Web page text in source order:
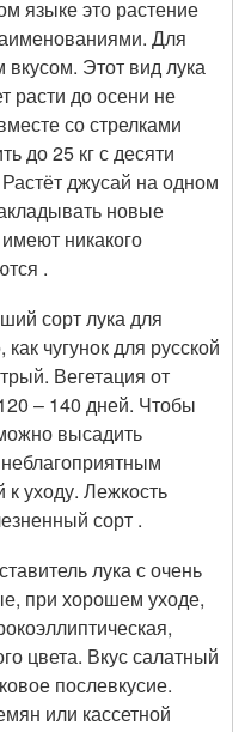
языке это растение
Для
Этот вид лука
расти до осени не
со стрелками
до 25 кг с десяти
джусай на одном
новые
никакого
.
сорт лука для
чугунок для русской
Вегетация от
– 140 дней. Чтобы
высадить
уходу. Лежкость
сорт .
лука с очень
при хорошем уходе,
цвета. Вкус салатный
послевкусие.
или кассетной